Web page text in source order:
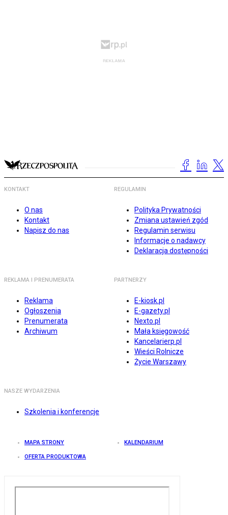
KONTAKT
O nas
Kontakt
Napisz do nas
REGULAMIN
Polityka Prywatności
Zmiana ustawień zgód
Regulamin serwisu
Informacje o nadawcy
Deklaracja dostępności
REKLAMA I PRENUMERATA
Reklama
Ogłoszenia
Prenumerata
Archiwum
PARTNERZY
E-kiosk.pl
E-gazety.pl
Nexto.pl
Mała księgowość
Kancelarierp.pl
Wieści Rolnicze
Życie Warszawy
NASZE WYDARZENIA
Szkolenia i konferencje
MAPA STRONY KALENDARIUM
OFERTA PRODUKTOWA